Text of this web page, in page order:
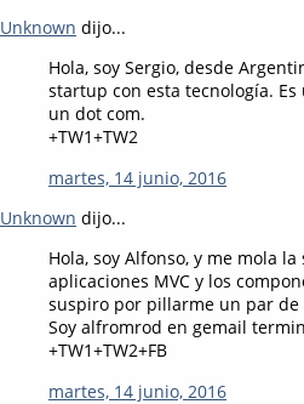
Unknown dijo...
Hola, soy Sergio, desde
startup con esta tecnología.
un dot com.
+TW1+TW2
martes, 14 junio, 2016
Unknown dijo...
Hola, soy Alfonso, y me mola
aplicaciones MVC y los
suspiro por pillarme un par de
Soy alfromrod en gemail
+TW1+TW2+FB
martes, 14 junio, 2016